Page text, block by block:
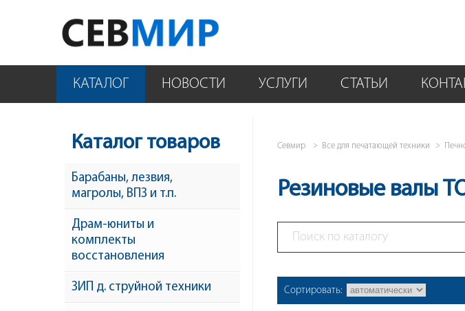
КАТАЛОГ НОВОСТИ УСЛУГИ СТАТЬИ
Севмир Все для печатающей техники
Резиновые валы
Сортировать:
Каталог товаров
Барабаны, лезвия,
магролы, ВПЗ и т.п.
Драм-юниты и
комплекты
восстановления
ЗИП д. струйной техники